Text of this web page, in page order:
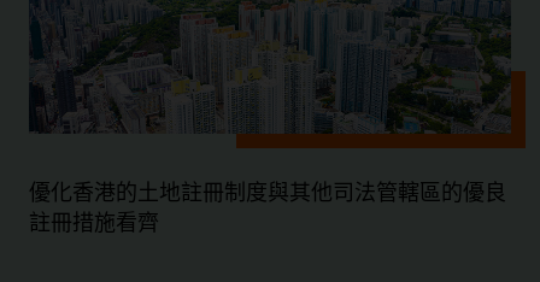
優化香港的土地註冊制度與其他司法管轄區的優良
註冊措施看齊